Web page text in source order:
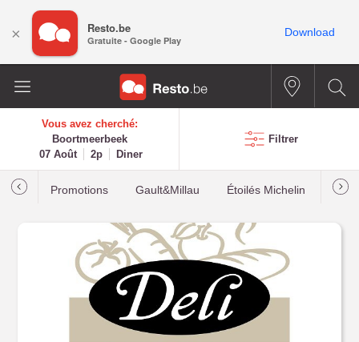
Vous avez cherché:
Boortmeerbeek
07 Août
2p Diner
Filtrer
Promotions Gault&Millau Étoilés Michelin Les
× Resto.be
Gratuite - Google Play
Download